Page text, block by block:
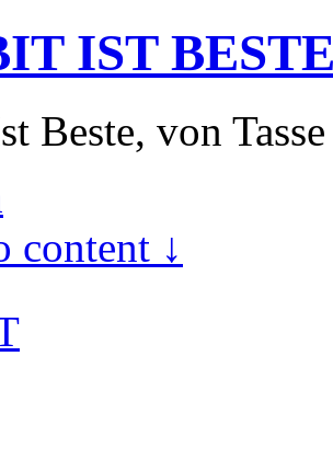
IST
Beste, von
content ↓